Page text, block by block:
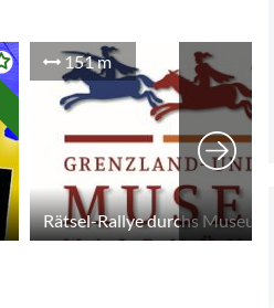
151 m
Rätsel-Rallye durchs Museum